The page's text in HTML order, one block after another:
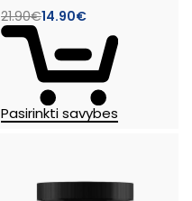
21.90€14.90€
Pasirinkti savybes